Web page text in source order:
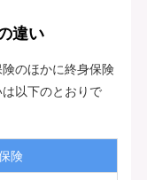
違い
のほかに終身保険
以下のとおりで
険